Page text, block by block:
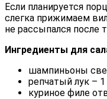
Если планируется
слегка прижимаем
не рассыпался после
Ингредиенты для
шампиньоны
репчатый лук –
куриное филе